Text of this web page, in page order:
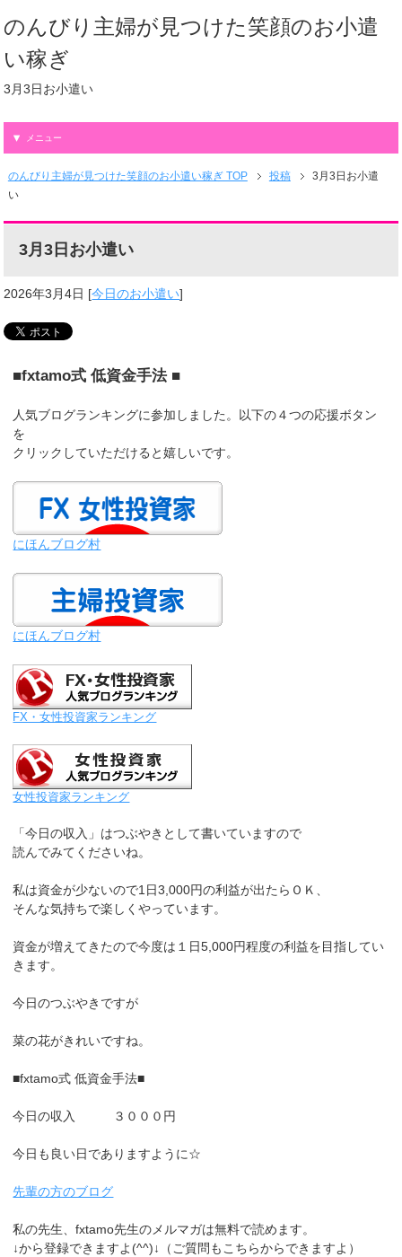
のんびり主婦が見つけた笑顔のお小遣
い稼ぎ
3月3日お小遣い
メニュー
のんびり主婦が見つけた笑顔のお小遣い稼ぎ TOP 投稿
3月3日お小遣
い
3月3日お小遣い
2026年3月4日 [今日のお小遣い]
■fxtamo式 低資金手法 ■
人気ブログランキングに参加しました。以下の４つの応援ボタン
を
クリックしていただけると嬉しいです。
にほんブログ村
にほんブログ村
FX・女性投資家ランキング
女性投資家ランキング
「今日の収入」はつぶやきとして書いていますので
読んでみてくださいね。
私は資金が少ないので1日3,000円の利益が出たらＯＫ、
そんな気持ちで楽しくやっています。
資金が増えてきたので今度は１日5,000円程度の利益を目指してい
きます。
今日のつぶやきですが
菜の花がきれいですね。
■fxtamo式 低資金手法■
今日の収入 ３０００円
今日も良い日でありますように☆
先輩の方のブログ
私の先生、fxtamo先生のメルマガは無料で読めます。
↓から登録できますよ(^^)↓（ご質問もこちらからできますよ）